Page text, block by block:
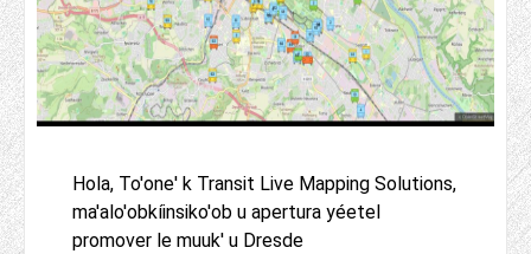
Hola, To'one' k Transit Live Mapping Solutions,
ma'alo'obkíinsiko'ob u apertura yéetel
promover le muuk' u Dresde